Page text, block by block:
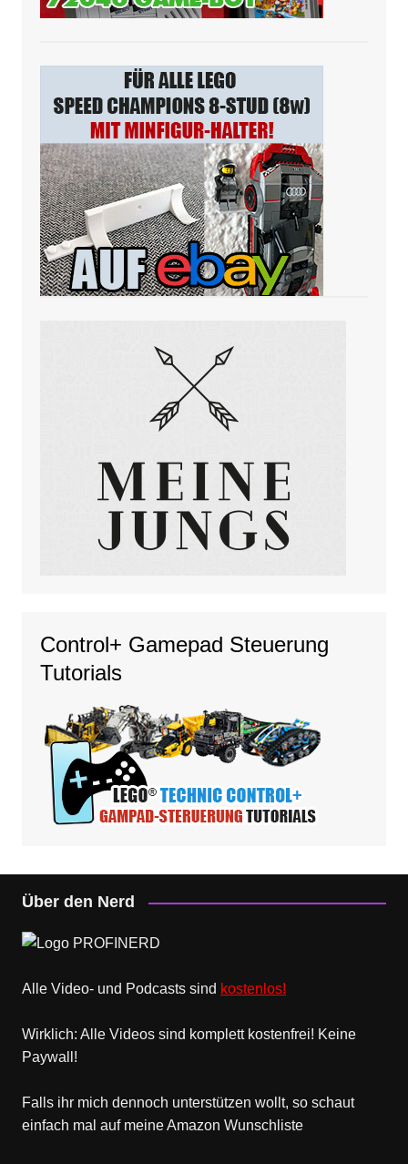
Control+ Gamepad Steuerung
Tutorials
Über den Nerd
Alle Video- und Podcasts sind kostenlos!
Wirklich: Alle Videos sind komplett kostenfrei! Keine
Paywall!
Falls ihr mich dennoch unterstützen wollt, so schaut
einfach mal auf meine Amazon Wunschliste